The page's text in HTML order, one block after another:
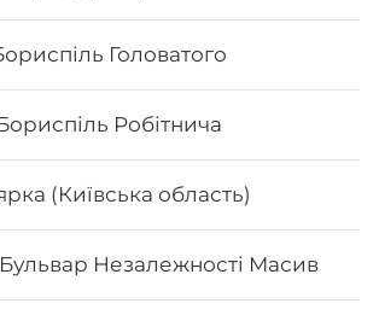
Головатого
Робітнича
(Київська область)
Незалежності Масив